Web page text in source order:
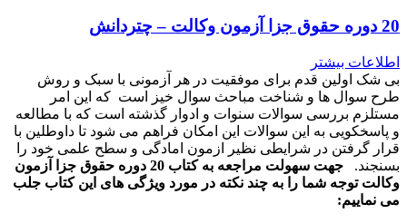
20 دوره حقوق جزا آزمون وکالت – چتردانش
اطلاعات بیشتر
بی شک اولین قدم برای موفقیت در هر آزمونی با سبک و روش
طرح سوال ها و شناخت مباحث سوال خیز است که این امر
مستلزم بررسی سوالات سنوات و ادوار گذشته است که با مطالعه
و پاسخکویی به این سوالات این امکان فراهم می شود تا داوطلین با
قرار گرفتن در شرایطی نظیر ازمون امادگی و سطح علمی خود را
بسنجند.
جهت سهولت مراجعه به کتاب 20 دوره حقوق جزا آزمون
وکالت توجه شما را به چند نکته در مورد ویژگی های این کتاب جلب
می نماییم: